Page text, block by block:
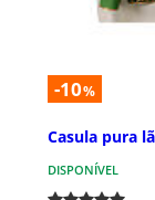
-10%
Casula pura
DISPONÍVEL